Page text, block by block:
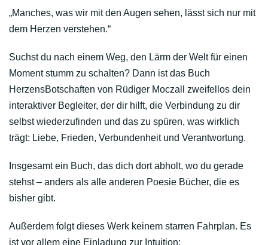
„Manches, was wir mit den Augen sehen, lässt sich nur mit
dem Herzen verstehen.“
Suchst du nach einem Weg, den Lärm der Welt für einen
Moment stumm zu schalten? Dann ist das Buch
HerzensBotschaften von Rüdiger Moczall zweifellos dein
interaktiver Begleiter, der dir hilft, die Verbindung zu dir
selbst wiederzufinden und das zu spüren, was wirklich
trägt: Liebe, Frieden, Verbundenheit und Verantwortung.
Insgesamt ein Buch, das dich dort abholt, wo du gerade
stehst – anders als alle anderen Poesie Bücher, die es
bisher gibt.
Außerdem folgt dieses Werk keinem starren Fahrplan. Es
ist vor allem eine Einladung zur Intuition: